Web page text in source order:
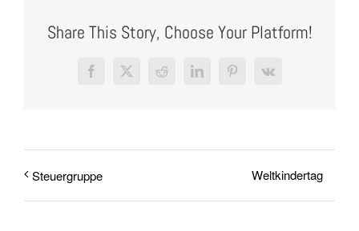
Share This Story, Choose Your Platform!
Facebook
X RedditLinkedInPinterest
Vk
Steuergruppe Weltkindertag